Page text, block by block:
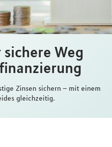
Weg
Zinsen sichern – mit einem
gleichzeitig.